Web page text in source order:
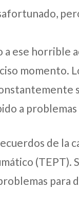
ese horrible
momento.
a problemas
de la
(TEPT).
para